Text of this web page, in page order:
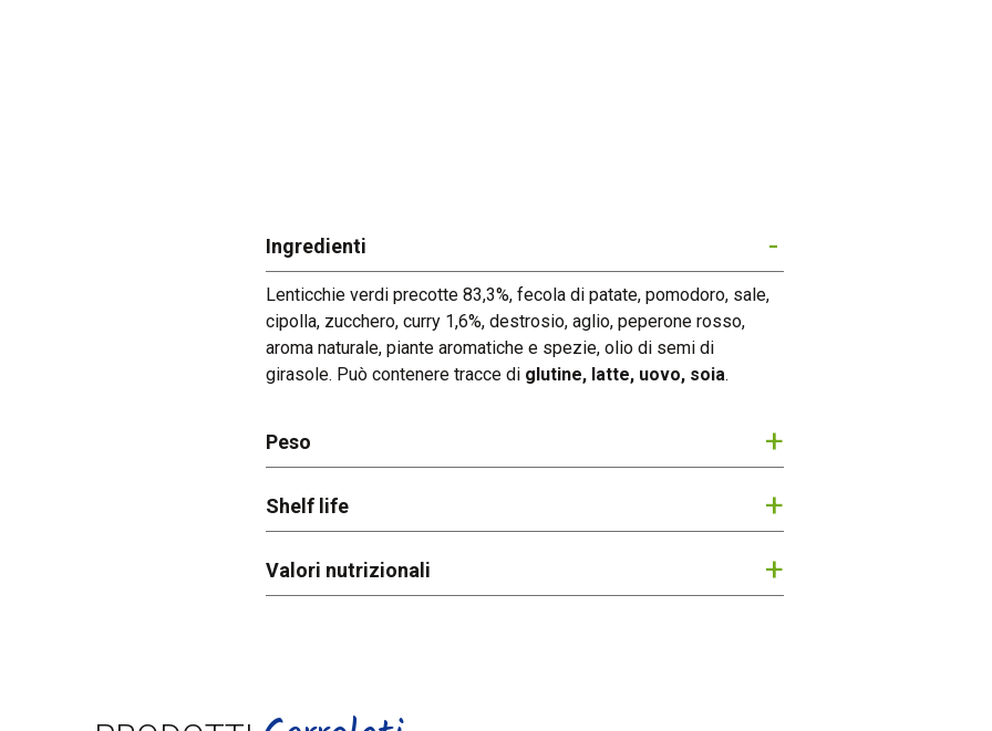
Ingredienti
Lenticchie verdi precotte 83,3%, fecola di patate, pomodoro, sale,
cipolla, zucchero, curry 1,6%, destrosio, aglio, peperone rosso,
aroma naturale, piante aromatiche e spezie, olio di semi di
girasole. Può contenere tracce di glutine, latte, uovo, soia.
Peso
Shelf life
Valori nutrizionali